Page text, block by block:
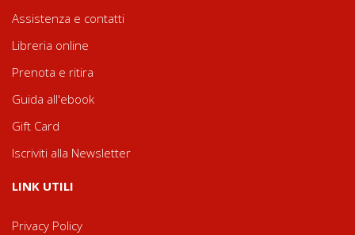
Assistenza e contatti
Libreria online
Prenota e ritira
Guida all'ebook
Gift Card
Iscriviti alla Newsletter
LINK UTILI
Privacy Policy